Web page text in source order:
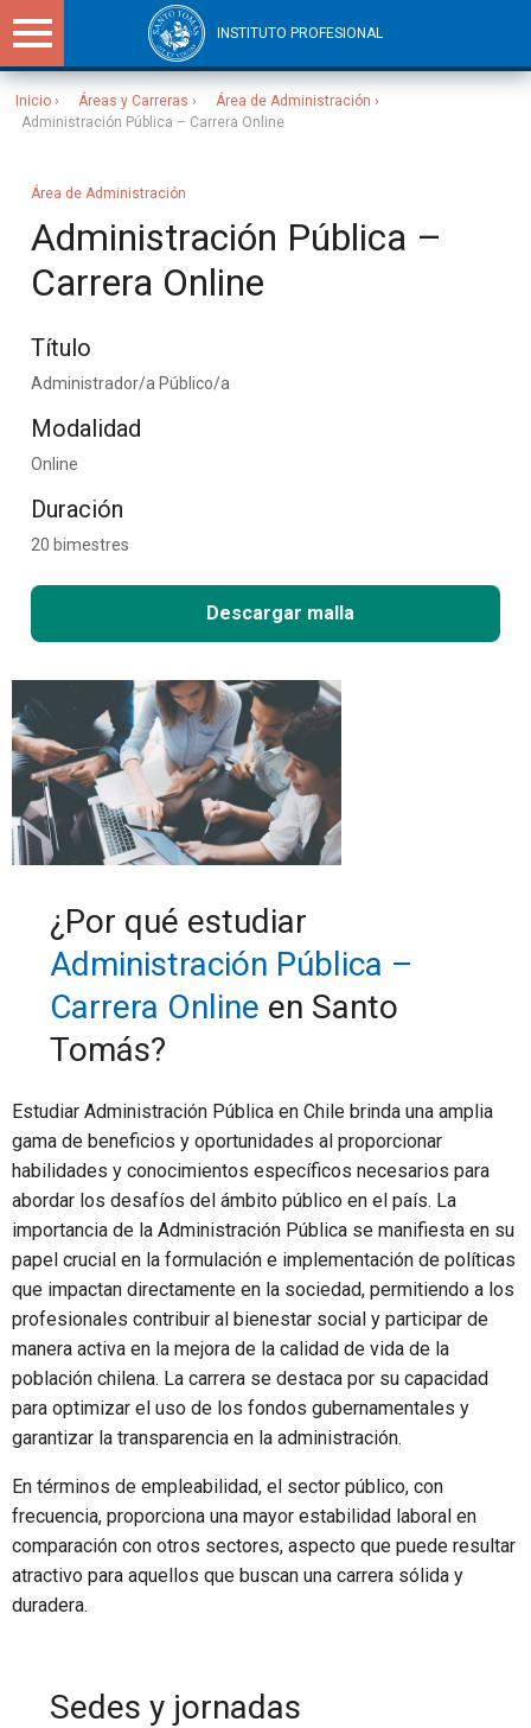
INSTITUTO PROFESIONAL
Sitios Santo Tomás
Inicio Áreas y Carreras
Área de Administración
Administración Pública – Carrera Online
Área de Administración
Administración Pública –
Carrera Online
Título
Administrador/a Público/a
Modalidad
Online
Duración
20 bimestres
Descargar malla
¿Por qué estudiar
Administración Pública –
Carrera Online en Santo
Tomás?
Estudiar Administración Pública en Chile brinda una amplia
gama de beneficios y oportunidades al proporcionar
habilidades y conocimientos específicos necesarios para
abordar los desafíos del ámbito público en el país. La
importancia de la Administración Pública se manifiesta en su
papel crucial en la formulación e implementación de políticas
que impactan directamente en la sociedad, permitiendo a los
profesionales contribuir al bienestar social y participar de
manera activa en la mejora de la calidad de vida de la
población chilena. La carrera se destaca por su capacidad
para optimizar el uso de los fondos gubernamentales y
garantizar la transparencia en la administración.
En términos de empleabilidad, el sector público, con
frecuencia, proporciona una mayor estabilidad laboral en
comparación con otros sectores, aspecto que puede resultar
atractivo para aquellos que buscan una carrera sólida y
duradera.
Sedes y jornadas